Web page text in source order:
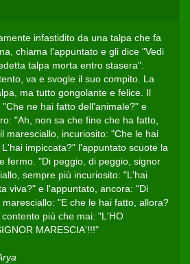
infastidito da una talpa che fa
chiama l'appuntato e gli dice "Vedi
talpa morta entro stasera".
va e svogle il suo compito. La
ma tutto gongolante e felice. Il
ne hai fatto dell'animale?" e
"Ah, non sa che fine che ha fatto,
maresciallo, incuriosito: "Che le hai
impiccata?" l'appuntato scuote la
fermo. "Di peggio, di peggio, signor
sempre più incuriosito: "L'hai
viva?" e l'appuntato, ancora: "Di
"E che le hai fatto, allora?
più che mai: "L'HO
MARESCIA'!!!"